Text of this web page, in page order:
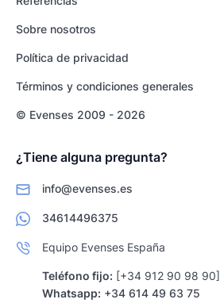
Sobre nosotros
Política de privacidad
Términos y condiciones generales
© Evenses 2009 - 2026
¿Tiene alguna pregunta?
info@evenses.es
34614496375
Equipo Evenses España
Teléfono fijo: [+34 912 90 98 90]
Whatsapp: +34 614 49 63 75